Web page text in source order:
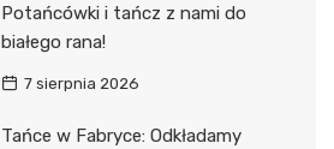
Potańcówki i tańcz z nami do
białego rana!
7 sierpnia 2026
Tańce w Fabryce: Odkładamy